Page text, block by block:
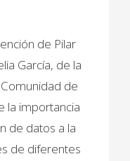
de Pilar
García, de la
de
la importancia
de datos a la
de diferentes